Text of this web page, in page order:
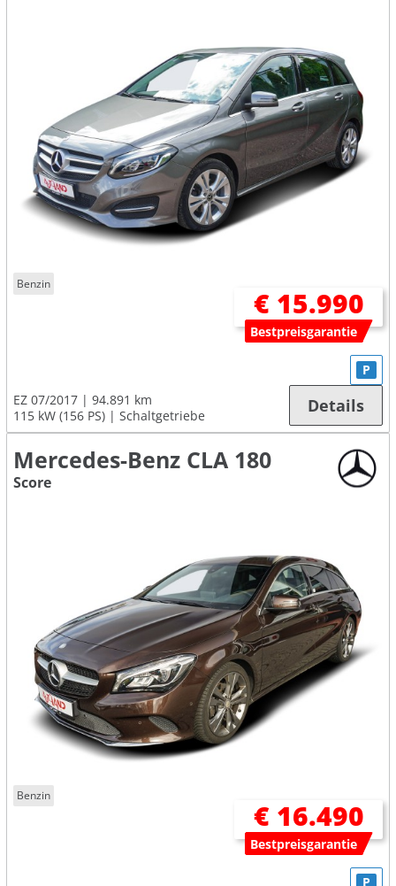
Benzin
€ 15.990
Bestpreisgarantie
EZ 07/2017
94.891 km
115 kW (156 PS)
Schaltgetriebe
P
Details
Mercedes-Benz CLA 180
Score
Benzin
€ 16.490
Bestpreisgarantie
P